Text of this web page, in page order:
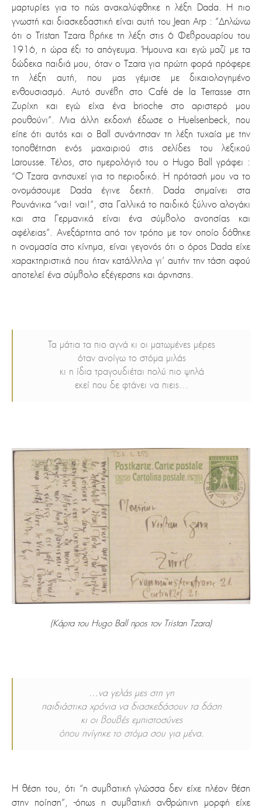
μαρτυρίες για το πώς ανακαλύφθηκε η λέξη Dada. Η πιο
γνωστή και διασκεδαστική είναι αυτή του Jean Arp : “Δηλώνω
ότι ο Tristan Tzara βρήκε τη λέξη στις 6 Φεβρουαρίου του
1916, η ώρα έξι το απόγευμα. Ήμουνα και εγώ μαζί με τα
δώδεκα παιδιά μου, όταν ο Tzara για πρώτη φορά πρόφερε
τη λέξη αυτή, που μας γέμισε με δικαιολογημένο
ενθουσιασμό. Αυτό συνέβη στο Café de la Terrasse στη
Ζυρίχη και εγώ είχα ένα brioche στο αριστερό μου
ρουθούνι”. Μια άλλη εκδοχή έδωσε ο Huelsenbeck, που
είπε ότι αυτός και ο Ball συνάντησαν τη λέξη τυχαία με την
τοποθέτηση ενός μαχαιριού στις σελίδες του λεξικού
Larousse. Τέλος, στο ημερολόγιό του ο Hugo Ball γράφει :
“Ο Tzara ανησυχεί για το περιοδικό. Η πρότασή μου να το
ονομάσουμε Dada έγινε δεκτή. Dada σημαίνει στα
Ρουνάνικα “ναι! ναι!”, στα Γαλλικά το παιδικό ξύλινο αλογάκι
και στα Γερμανικά είναι ένα σύμβολο ανοησίας και
αφέλειας”. Ανεξάρτητα από τον τρόπο με τον οποίο δόθηκε
η ονομασία στο κίνημα, είναι γεγονός ότι ο όρος Dada είχε
χαρακτηριστικά που ήταν κατάλληλα γι’ αυτήν την τάση αφού
αποτελεί ένα σύμβολο εξέγερσης και άρνησης.
Τα μάτια τα πιο αγνά κι οι ματωμένες μέρες
όταν ανοίγω το στόμα μιλάς
κι η ίδια τραγουδιέται πολύ πιο ψηλά
εκεί που δε φτάνει να πιεις…
(Κάρτα του Hugo Ball προς τον Tristan Tzara)
…να γελάς μες στη γη
παιδιάστικα χρόνια να διασκεδάσουν τα δάση
κι οι βουβές εμπιστοσύνες
όπου πνίγηκε το στόμα σου για μένα.
Η θέση του, ότι “η συμβατική γλώσσα δεν είχε πλέον θέση
στην ποίηση”, -όπως η συμβατική ανθρώπινη μορφή είχε